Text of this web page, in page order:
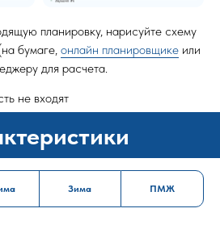
планировку, нарисуйте схему
бумаге, онлайн планировщике или
для расчета.
не входят
Зима ПМЖ